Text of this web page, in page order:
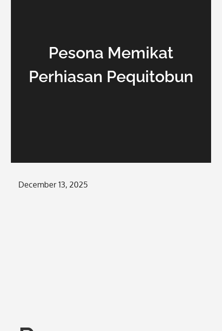
Pesona Memikat
Perhiasan Pequitobun
Posted
December 13, 2025